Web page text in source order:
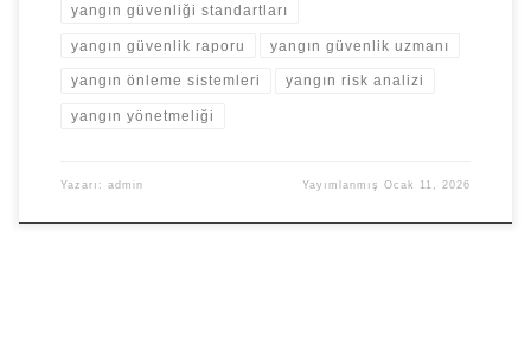
yangın güvenliği standartları
yangın güvenlik raporu yangın güvenlik uzmanı
yangın önleme sistemleri yangın risk analizi
yangın yönetmeliği
Yazarı: admin YayımlanmışOcak 11, 2026